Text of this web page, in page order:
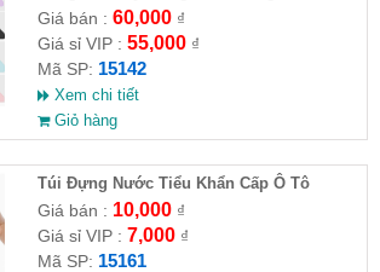
Giá bán : 60,000₫
Giá sỉ VIP : 55,000₫
Mã SP: 15142
Xem chi tiết
Giỏ hàng
Túi Đựng Nước Tiểu Khẩn Cấp Ô Tô
Giá bán : 10,000₫
Giá sỉ VIP : 7,000₫
Mã SP: 15161